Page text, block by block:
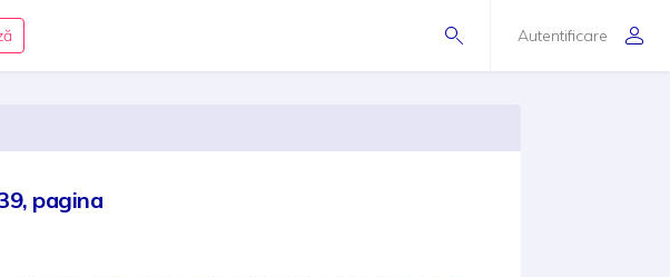
Autentificare
pagina